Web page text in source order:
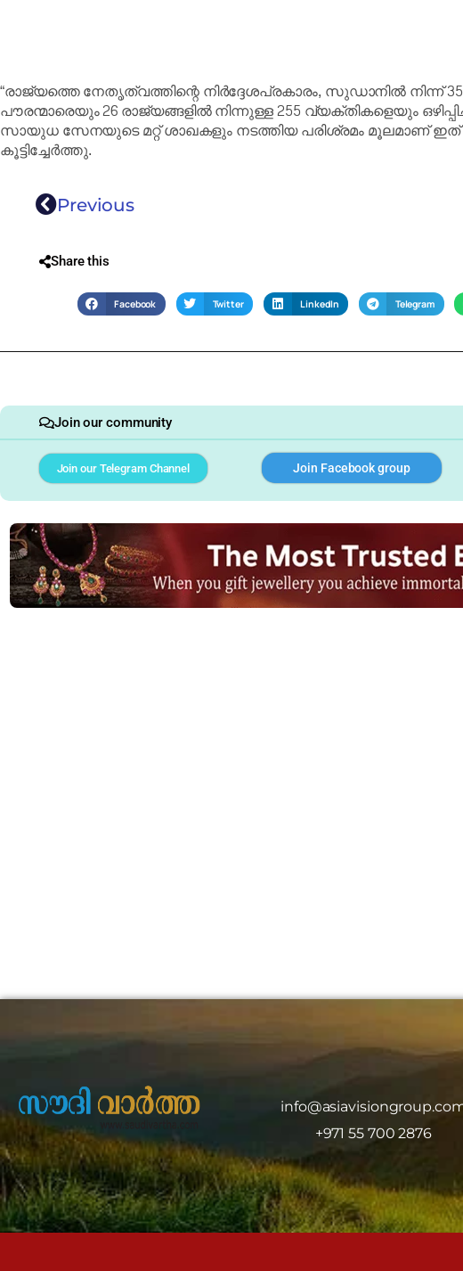
“രാജ്യത്തെ നേതൃത്വത്തിന്റെ നിർദ്ദേശപ്രകാരം, സുഡാനിൽ നിന്ന്
പൗരന്മാരെയും 26 രാജ്യങ്ങളിൽ നിന്നുള്ള 255 വ്യക്തികളെയും
സായുധ സേനയുടെ മറ്റ് ശാഖകളും നടത്തിയ പരിശ്രമം മൂലമാണ്
കൂട്ടിച്ചേർത്തു.
Previous
Share this
Facebook Twitter LinkedIn Telegram
Join our community
Join our Telegram Channel Join Facebook group
+971 55 700 2876